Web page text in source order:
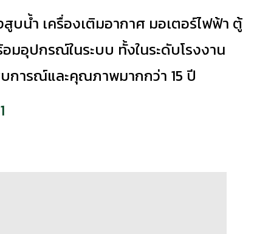
บน้ำ เครื่องเติมอากาศ มอเตอร์ไฟฟ้า ตู้
มอุปกรณ์ในระบบ ทั้งในระดับโรงงาน
การณ์และคุณภาพมากกว่า 15 ปี